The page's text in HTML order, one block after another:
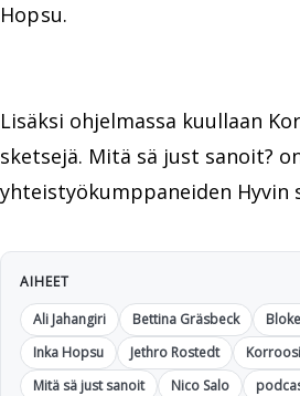
Hopsu.
Lisäksi ohjelmassa kuullaan
sketsejä. Mitä sä just sanoit?
yhteistyökumppaneiden Hyvin
AIHEET
Ali Jahangiri
Bettina Gräsbeck
Inka Hopsu
Jethro Rostedt
Mitä sä just sanoit
Nico Salo